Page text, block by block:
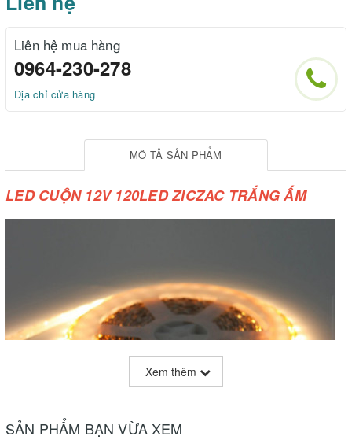
Liên hệ mua hàng
0964-230-278
Địa chỉ cửa hàng
MÔ TẢ SẢN PHẨM
LED CUỘN 12V 120LED ZICZAC TRẮNG ẤM
Xem thêm
SẢN PHẨM BẠN VỪA XEM